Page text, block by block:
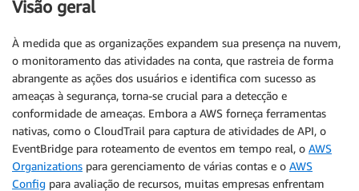
Visão geral
À medida que as organizações expandem sua presença na nuvem,
o monitoramento das atividades na conta, que rastreia de forma
abrangente as ações dos usuários e identifica com sucesso as
ameaças à segurança, torna-se crucial para a detecção e
conformidade de ameaças. Embora a AWS forneça ferramentas
nativas, como o CloudTrail para captura de atividades de API, o
EventBridge para roteamento de eventos em tempo real, o AWS
Organizations para gerenciamento de várias contas e o AWS
Config para avaliação de recursos, muitas empresas enfrentam